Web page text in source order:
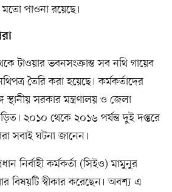
পাওনা রয়েছে।
টাওয়ার ভবনসংক্রান্ত সব নথি গায়েব
তৈরি করা হয়েছে। কর্মকর্তাদের
স্থানীয় সরকার মন্ত্রণালয় ও জেলা
২০১০ থেকে ২০১৬ পর্যন্ত দুই দপ্তরে
সবাই ঘটনা জানেন।
নির্বাহী কর্মকর্তা (সিইও) মামুনুর
বিষয়টি স্বীকার করেছেন। অবশ্য এ